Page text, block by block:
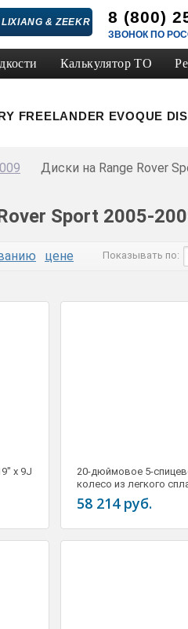
& ZEEKR 8 (800)
ЗВОНОК ПО
Калькулятор ТО
FREELANDER EVOQUE
Диски на Range Rover
Sport 2005-
цене Показывать по:
x 9J
20-дюймовое 5-
колесо из легкого
20" x 9,5J LR017280
58 214 руб.